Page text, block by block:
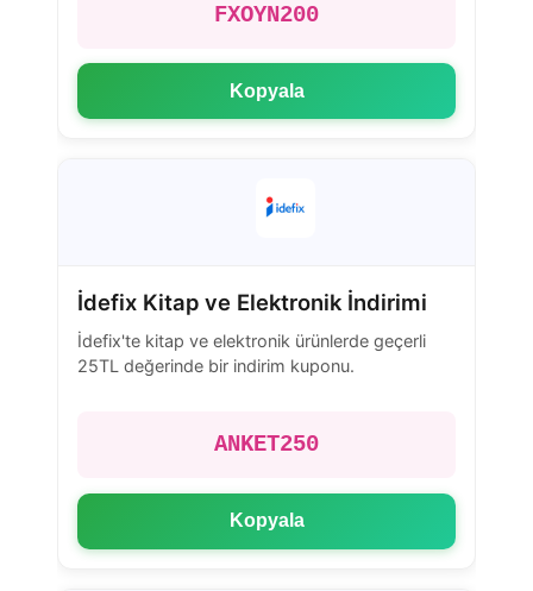
FXOYN200
Kopyala
İdefix Kitap ve Elektronik İndirimi
İdefix'te kitap ve elektronik ürünlerde geçerli
25TL değerinde bir indirim kuponu.
ANKET250
Kopyala